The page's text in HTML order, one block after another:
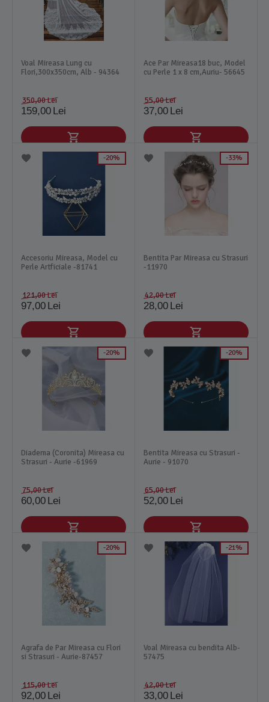
Voal Mireasa Lung cu
Flori,300x350cm, Alb - 94364
350,00Lei
159,00 Lei
Ace Par Mireasa18 buc, Model
cu Perle 1 x 8 cm,Auriu- 56645
55,00Lei
37,00 Lei
20%
Accesoriu Mireasa, Model cu
Perle Artficiale -81741
121,00Lei
97,00 Lei
33%
Bentita Par Mireasa cu Strasuri
-11970
42,00Lei
28,00 Lei
20%
Diadema (Coronita) Mireasa cu
Strasuri - Aurie -61969
75,00Lei
60,00 Lei
20%
Bentita Mireasa cu Strasuri -
Aurie - 91070
65,00Lei
52,00 Lei
20%
Agrafa de Par Mireasa cu Flori
si Strasuri - Aurie-87457
115,00Lei
92,00 Lei
21%
Voal Mireasa cu bendita Alb-
57475
42,00Lei
33,00 Lei